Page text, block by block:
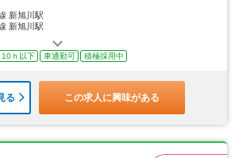
新旭川駅
新旭川駅
10ｈ以下 車通勤可 積極採用中
る この求人に興味がある